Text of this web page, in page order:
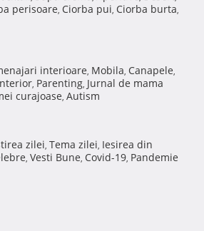
perisoare, Ciorba pui, Ciorba burta,
interioare, Mobila, Canapele,
, Parenting, Jurnal de mama
curajoase, Autism
zilei, Tema zilei, Iesirea din
, Vesti Bune, Covid-19, Pandemie